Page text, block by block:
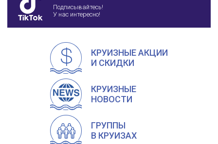
Подписывайтесь!
У нас интересно!
КРУИЗНЫЕ АКЦИИ
И СКИДКИ
КРУИЗНЫЕ
НОВОСТИ
ГРУППЫ
В КРУИЗАХ